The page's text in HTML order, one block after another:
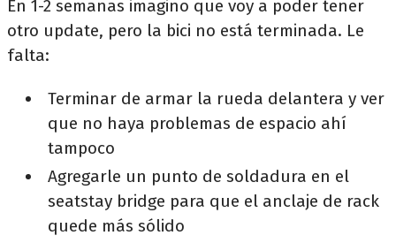
En 1-2 semanas imagino que voy a poder tener
otro update, pero la bici no está terminada. Le
falta:
Terminar de armar la rueda delantera y ver
que no haya problemas de espacio ahí
tampoco
Agregarle un punto de soldadura en el
seatstay bridge para que el anclaje de rack
quede más sólido